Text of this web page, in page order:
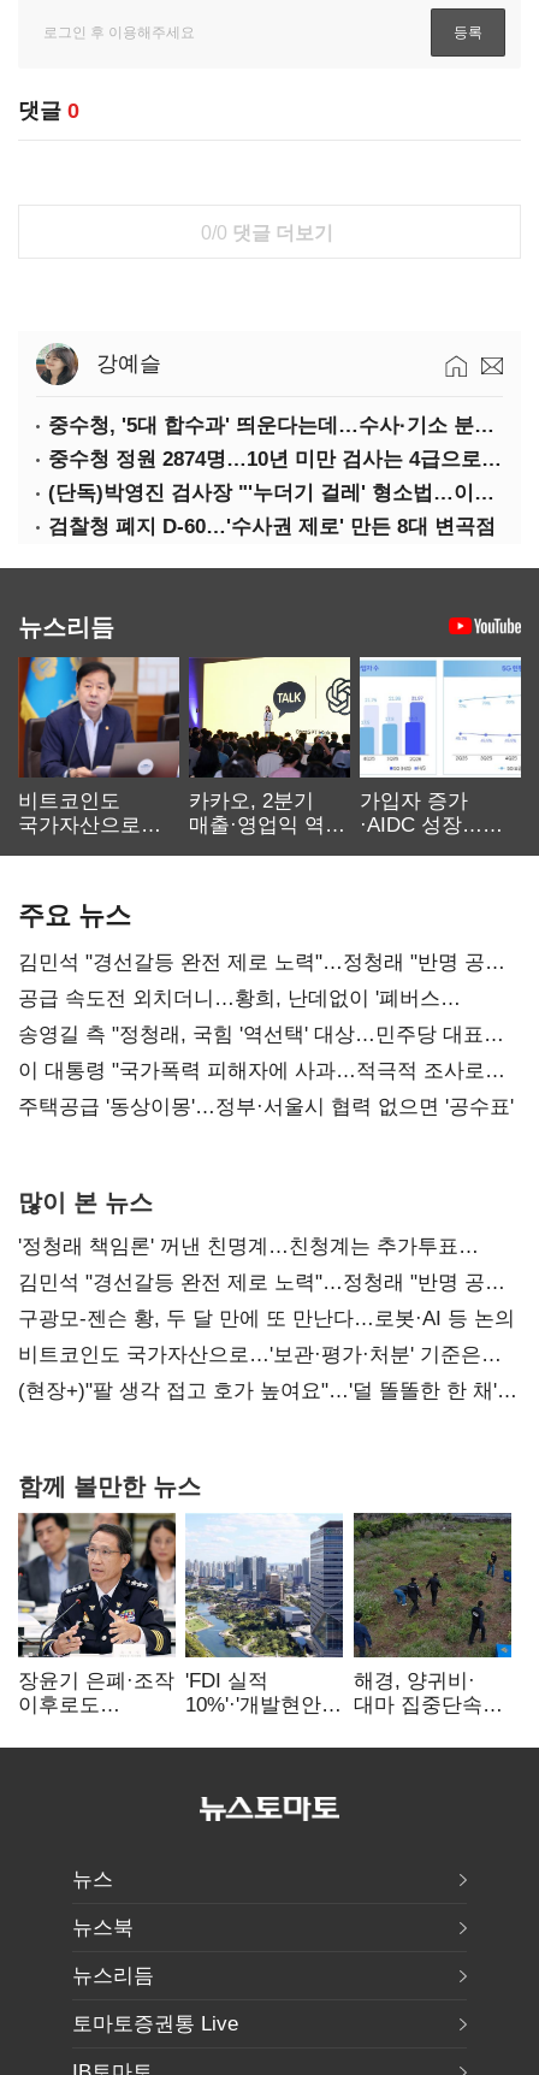
댓글 0
0/0 댓글 더보기
강예슬
중수청, '5대 합수과' 띄운다는데…수사·기소 분리로 협력방안 '부재'
중수청 정원 2874명…10년 미만 검사는 4급으로 임용
(단독)박영진 검사장 "'누더기 걸레' 형소법…이재명 대통령 책임져야"
검찰청 폐지 D-60…'수사권 제로' 만든 8대 변곡점
뉴스리듬
비트코인도
국가자산으로…'
카카오, 2분기
매출·영업익 역대
가입자 증가
·AIDC 성장…
주요 뉴스
김민석 "경선갈등 완전 제로 노력"…정청래 "반명 공세
사과부터"
공급 속도전 외치더니…황희, 난데없이 '폐버스
리모델링' 제안
송영길 측 "정청래, 국힘 '역선택' 대상…민주당 대표로
총선 지휘 못해"
이 대통령 "국가폭력 피해자에 사과…적극적 조사로
진실 밝혀야"
주택공급 '동상이몽'…정부·서울시 협력 없으면 '공수표'
많이 본 뉴스
'정청래 책임론' 꺼낸 친명계…친청계는 추가투표
때리기
김민석 "경선갈등 완전 제로 노력"…정청래 "반명 공세
사과부터"
구광모-젠슨 황, 두 달 만에 또 만난다…로봇·AI 등 논의
비트코인도 국가자산으로…'보관·평가·처분' 기준은
숙제
(현장+)"팔 생각 접고 호가 높여요"…'덜 똘똘한 한 채'
함께 볼만한 뉴스
장윤기 은폐·조작
이후로도
내부비위…경찰
'FDI 실적
10%'·'개발현안
인천경제청장
해경, 양귀비·
대마 집중단속…
249명 검거
뉴스
뉴스북
뉴스리듬
토마토증권통 Live